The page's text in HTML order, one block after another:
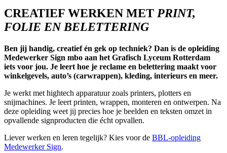
CREATIEF WERKEN MET PRINT,
FOLIE EN BELETTERING
Ben jij handig, creatief én gek op techniek? Dan is de opleiding
Medewerker Sign mbo aan het Grafisch Lyceum Rotterdam
iets voor jou. Je leert hoe je reclame en belettering maakt voor
winkelgevels, auto’s (carwrappen), kleding, interieurs en meer.
Je werkt met hightech apparatuur zoals printers, plotters en
snijmachines. Je leert printen, wrappen, monteren en ontwerpen. Na
deze opleiding weet jij precies hoe je beelden en teksten omzet in
opvallende signproducten die écht opvallen.
Liever werken en leren tegelijk? Kies voor de BBL-opleiding
Medewerker Sign.